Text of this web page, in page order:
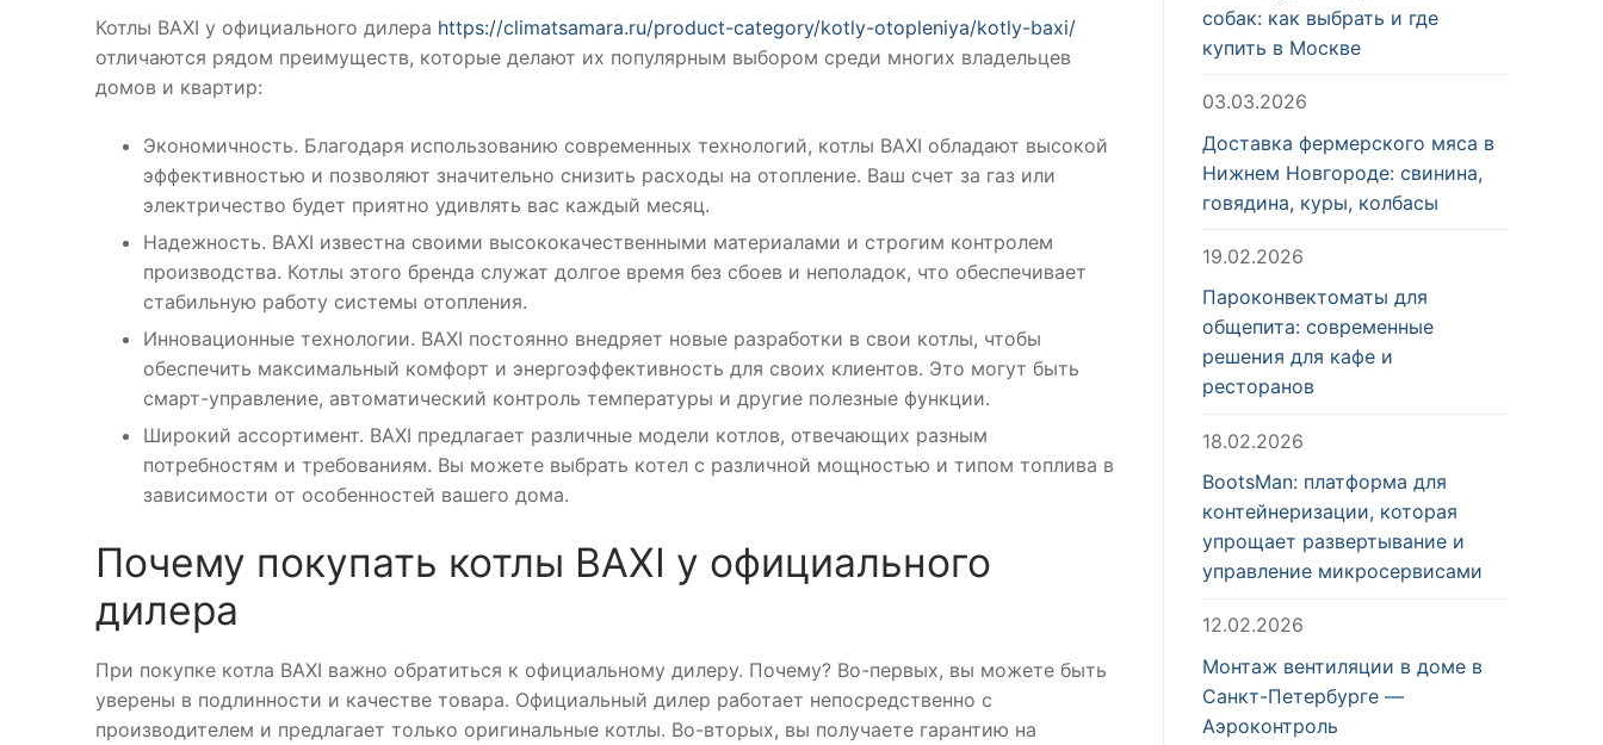
Котлы BAXI у официального дилера https://climatsamara.ru/product-category/kotly-otopleniya/kotly-baxi/
отличаются рядом преимуществ, которые делают их популярным выбором среди многих владельцев
домов и квартир:
Экономичность. Благодаря использованию современных технологий, котлы BAXI обладают высокой
эффективностью и позволяют значительно снизить расходы на отопление. Ваш счет за газ или
электричество будет приятно удивлять вас каждый месяц.
Надежность. BAXI известна своими высококачественными материалами и строгим контролем
производства. Котлы этого бренда служат долгое время без сбоев и неполадок, что обеспечивает
стабильную работу системы отопления.
Инновационные технологии. BAXI постоянно внедряет новые разработки в свои котлы, чтобы
обеспечить максимальный комфорт и энергоэффективность для своих клиентов. Это могут быть
смарт-управление, автоматический контроль температуры и другие полезные функции.
Широкий ассортимент. BAXI предлагает различные модели котлов, отвечающих разным
потребностям и требованиям. Вы можете выбрать котел с различной мощностью и типом топлива в
зависимости от особенностей вашего дома.
Почему покупать котлы BAXI у официального
дилера
При покупке котла BAXI важно обратиться к официальному дилеру. Почему? Во-первых, вы можете быть
уверены в подлинности и качестве товара. Официальный дилер работает непосредственно с
производителем и предлагает только оригинальные котлы. Во-вторых, вы получаете гарантию на
собак: как выбрать и где
купить в Москве
03.03.2026
Доставка фермерского мяса в
Нижнем Новгороде: свинина,
говядина, куры, колбасы
19.02.2026
Пароконвектоматы для
общепита: современные
решения для кафе и
ресторанов
18.02.2026
BootsMan: платформа для
контейнеризации, которая
упрощает развертывание и
управление микросервисами
12.02.2026
Монтаж вентиляции в доме в
Санкт-Петербурге —
Аэроконтроль